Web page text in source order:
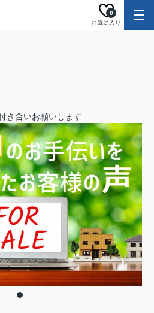
お気に入り
0
き合いお願いします